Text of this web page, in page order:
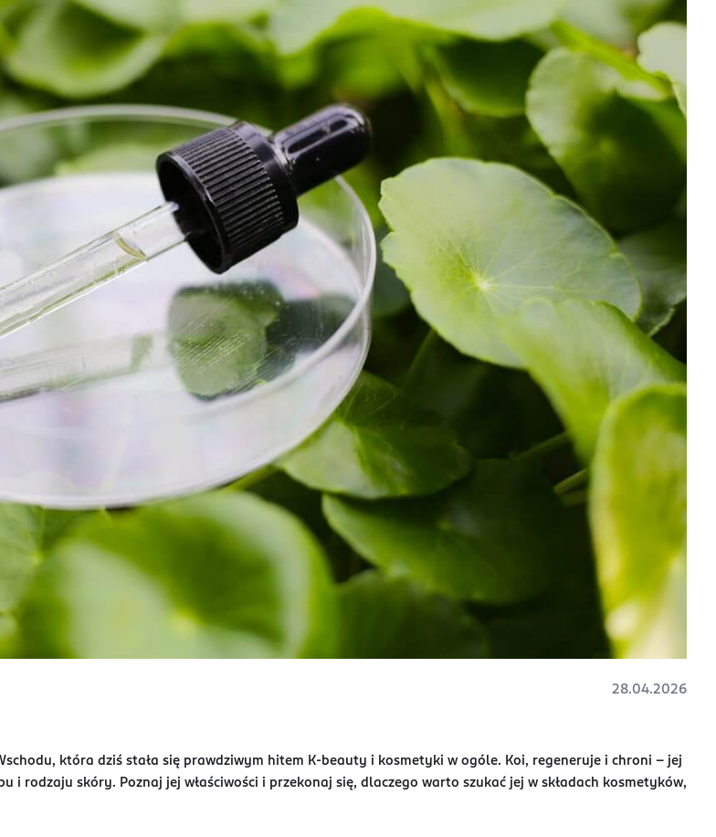
28.04.2026
która dziś stała się prawdziwym hitem K-beauty i kosmetyki w ogóle. Koi, regeneruje i chroni - jej
rodzaju skóry. Poznaj jej właściwości i przekonaj się, dlaczego warto szukać jej w składach kosmetyków,